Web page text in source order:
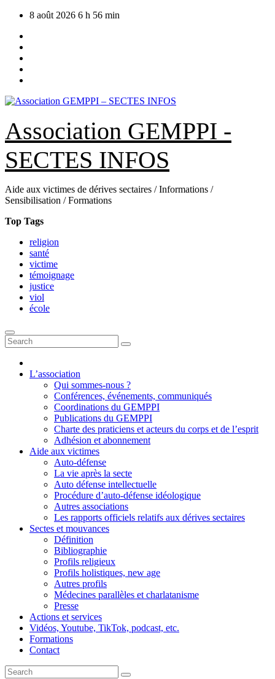
Skip
content
8 août 2026 6 h 56 min
Association GEMPPI -
SECTES INFOS
Aide aux victimes de dérives sectaires / Informations /
Sensibilisation / Formations
Top Tags
religion
santé
victime
témoignage
justice
viol
école
L’association
Qui sommes-nous ?
Conférences, événements, communiqués
Coordinations du GEMPPI
Publications du GEMPPI
Charte des praticiens et acteurs du corps et de l’esprit
Adhésion et abonnement
Aide aux victimes
Auto-défense
La vie après la secte
Auto défense intellectuelle
Procédure d’auto-défense idéologique
Autres associations
Les rapports officiels relatifs aux dérives sectaires
Sectes et mouvances
Définition
Bibliographie
Profils religieux
Profils holistiques, new age
Autres profils
Médecines parallèles et charlatanisme
Presse
Actions et services
Vidéos, Youtube, TikTok, podcast, etc.
Formations
Contact